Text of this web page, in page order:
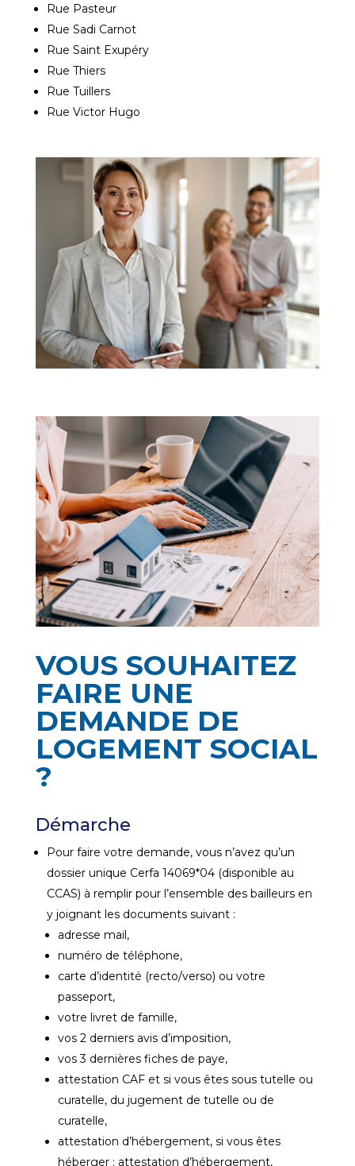
Rue Pasteur
Rue Sadi Carnot
Rue Saint Exupéry
Rue Thiers
Rue Tuillers
Rue Victor Hugo
VOUS SOUHAITEZ
FAIRE UNE
DEMANDE DE
LOGEMENT SOCIAL
?
Démarche
Pour faire votre demande, vous n’avez qu’un
dossier unique Cerfa 14069*04 (disponible au
CCAS) à remplir pour l’ensemble des bailleurs en
y joignant les documents suivant :
adresse mail,
numéro de téléphone,
carte d’identité (recto/verso) ou votre
passeport,
votre livret de famille,
vos 2 derniers avis d’imposition,
vos 3 dernières fiches de paye,
attestation CAF et si vous êtes sous tutelle ou
curatelle, du jugement de tutelle ou de
curatelle,
attestation d’hébergement, si vous êtes
héberger : attestation d’hébergement,